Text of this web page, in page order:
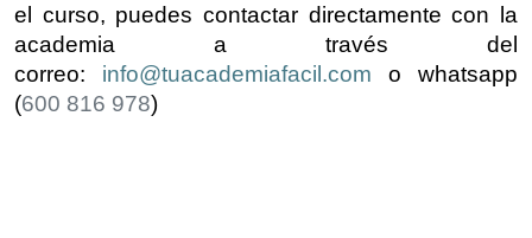
el curso, puedes contactar directamente con la
academia a través del
correo: info@tuacademiafacil.com o whatsapp
(600 816 978)